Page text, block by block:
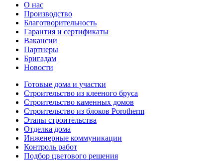
О нас
Производство
Благотворительность
Гарантия и сертификаты
Вакансии
Партнеры
Бригадам
Новости
Готовые дома и участки
Строительство из клееного бруса
Строительство каменных домов
Строительство из блоков Porotherm
Этапы строительства
Отделка дома
Инженерные коммуникации
Контроль работ
Подбор цветового решения